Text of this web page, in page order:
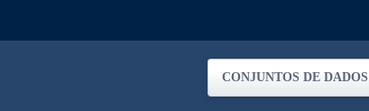
CONJUNTOS DE DADOS